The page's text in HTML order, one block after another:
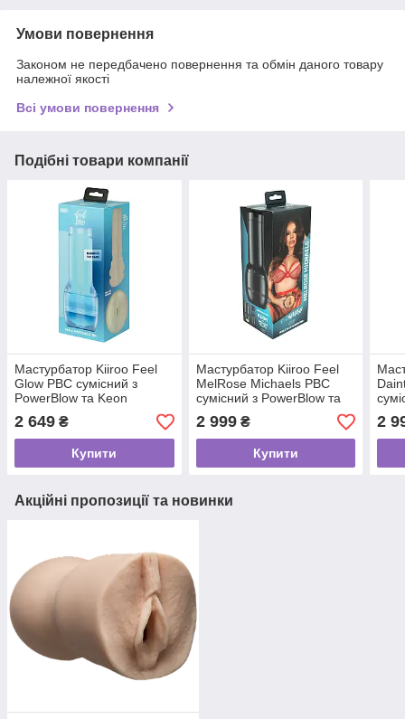
Умови повернення
Законом не передбачено повернення та обмін даного товару
належної якості
Всі умови повернення
Подібні товари компанії
Мастурбатор Kiiroo Feel
Glow PBC сумісний з
PowerBlow та Keon
2 649 ₴
Купити
Мастурбатор Kiiroo Feel
MelRose Michaels PBC
сумісний з PowerBlow та
Keon
2 999₴
Купити
2
Акційні пропозиції та новинки